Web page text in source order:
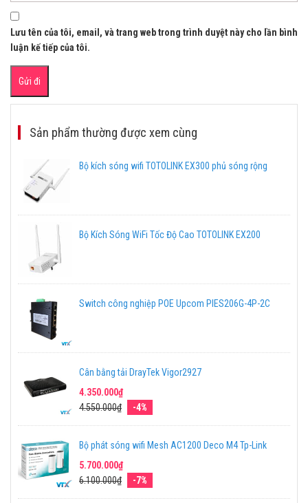
Lưu tên của tôi, email, và trang web trong trình duyệt này cho lần bình
luận kế tiếp của tôi.
Sản phẩm thường được xem cùng
Bộ kích sóng wifi TOTOLINK EX300 phủ sóng rộng
Bộ Kích Sóng WiFi Tốc Độ Cao TOTOLINK EX200
Switch công nghiệp POE Upcom PIES206G-4P-2C
Cân bằng tải DrayTek Vigor2927
4.350.000₫
4.550.000₫
-4%
Bộ phát sóng wifi Mesh AC1200 Deco M4 Tp-Link
5.700.000₫
6.100.000₫
-7%